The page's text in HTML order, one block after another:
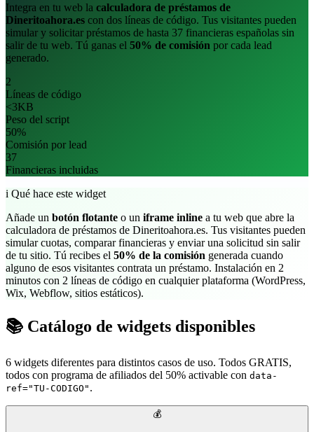
Integra en tu web la calculadora de préstamos de
Dineritoahora.es con dos líneas de código. Tus visitantes pueden
simular y solicitar préstamos de hasta 37 financieras españolas sin
salir de tu web. Tú ganas el 50% de comisión por cada lead
generado.
2
Líneas de código
<3KB
Peso del script
50%
Comisión por lead
37
Financieras incluidas
i Qué hace este widget
Añade un botón flotante o un iframe inline a tu web que abre la
calculadora de préstamos de Dineritoahora.es. Tus visitantes pueden
simular cuotas, comparar financieras y enviar una solicitud sin salir
de tu sitio. Tú recibes el 50% de la comisión generada cuando
alguno de esos visitantes contrata un préstamo. Instalación en 2
minutos con 2 líneas de código en cualquier plataforma (WordPress,
Wix, Webflow, sitios estáticos).
📚 Catálogo de widgets disponibles
6 widgets diferentes para distintos casos de uso. Todos GRATIS,
todos con programa de afiliados del 50% activable con data-
ref="TU-CODIGO" .
💰